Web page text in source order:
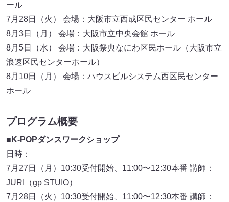
ール
7月28日（火） 会場：大阪市立西成区民センター ホール
8月3日（月） 会場：大阪市立中央会館 ホール
8月5日（水） 会場：大阪祭典なにわ区民ホール（大阪市立
浪速区民センターホール）
8月10日（月） 会場：ハウスビルシステム西区民センター
ホール
プログラム概要
■ K-POPダンスワークショップ
日時：
7月27日（月）10:30受付開始、11:00〜12:30本番 講師：
JURI（gp STUIO）
7月28日（火）10:30受付開始、11:00〜12:30本番 講師：